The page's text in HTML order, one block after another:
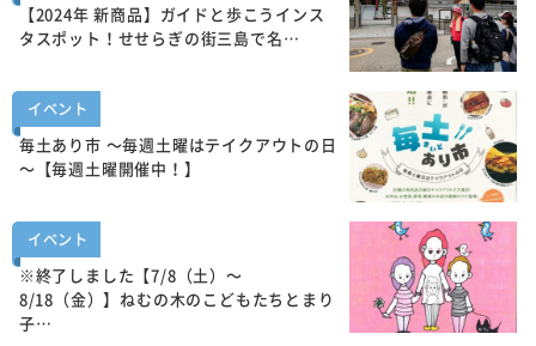
【2024年 新商品】ガイドと歩こうインス
タスポット！せせらぎの街三島で名…
イベント
毎土あり市 ～毎週土曜はテイクアウトの日
～【毎週土曜開催中！】
イベント
※終了しました【7/8（土）～
8/18（金）】ねむの木のこどもたちとまり
子…